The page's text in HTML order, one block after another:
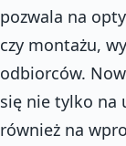
pozwala na
czy montażu,
odbiorców.
się nie tylko na
również na